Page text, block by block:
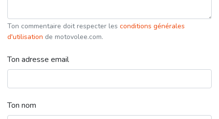
Ton commentaire doit respecter les conditions générales
d'utilisation de motovolee.com.
Ton adresse email
Ton nom